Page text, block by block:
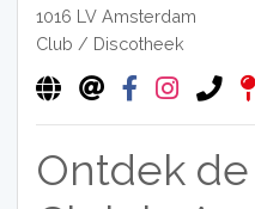
1016 LV Amsterdam
Club / Discotheek
Ontdek